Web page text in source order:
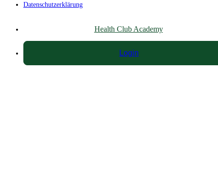
Datenschutzerklärung
Health Club Academy
Login